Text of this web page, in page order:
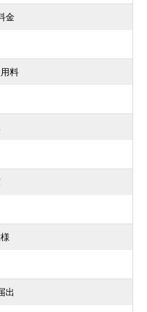
金
料
出